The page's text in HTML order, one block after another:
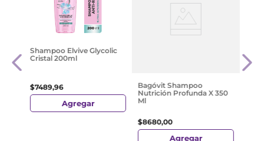
Shampoo Elvive Glycolic
Cristal 200ml
$7489,96
Agregar
Bagóvit Shampoo
Nutrición Profunda X 350
Ml
$8680,00
Agregar